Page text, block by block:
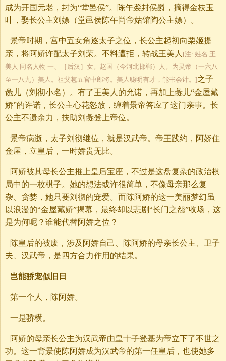
成为开国元老，封为“堂邑侯”。陈午袭封侯爵，摘得金枝玉
叶，娶长公主刘嫖（堂邑侯陈午尚帝姑馆陶公主嫖）。
景帝时期，宫中五女角逐太子之位，长公主起初向栗姬提
亲，将阿娇许配太子刘荣。不料遭拒，转战王美人 [注: 姓名 王
美人 同名人物 一、［后汉］女。赵国（今河北邯郸）人。为灵帝（一六八
至一八九）美人。祖父苞五官中郎将。美人聪明有才，能书会计。]之子
彘儿（刘彻小名）。有了王美人的允诺，再加上彘儿“金屋藏
娇”的许诺，长公主心花怒放，缠着景帝答应了这门亲事。长
公主不遗余力，扶助刘彘登上帝位。
景帝病逝，太子刘彻继位，就是汉武帝。帝王践约，阿娇住
金屋，立皇后，一时娇贵无比。
阿娇被其母长公主推上皇后宝座，不过是这盘复杂的政治棋
局中的一枚棋子。她的想法或许很简单，不像母亲那么复
杂、贪婪，她只要刘彻的宠爱。而陈阿娇的这一美丽梦幻虽
以浪漫的“金屋藏娇”揭幕，最终却以悲剧“长门之怨”收场，这
是为何呢？谁能代替阿娇之位？
陈皇后的被废，涉及阿娇自己、陈阿娇的母亲长公主、卫子
夫、汉武帝，是四方合力作用的结果。
岂能骄宠似旧日
第一个人，陈阿娇。
一是骄横。
阿娇的母亲长公主为汉武帝由皇十子登基为帝立下了不世之
功。这一背景使陈阿娇成为汉武帝的第一任皇后，也使她多